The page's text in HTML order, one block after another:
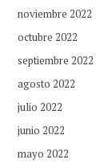
noviembre 2022
octubre 2022
septiembre 2022
agosto 2022
julio 2022
junio 2022
mayo 2022